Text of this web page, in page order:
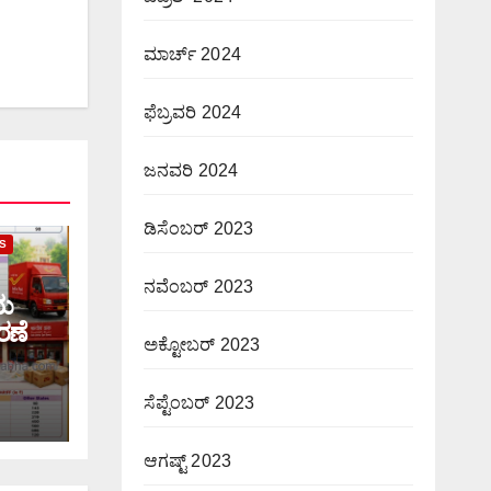
ಮಾರ್ಚ್ 2024
ಫೆಬ್ರವರಿ 2024
ಜನವರಿ 2024
ಡಿಸೆಂಬರ್ 2023
ನವೆಂಬರ್ 2023
ಅಕ್ಟೋಬರ್ 2023
ಸೆಪ್ಟೆಂಬರ್ 2023
ಆಗಷ್ಟ್ 2023